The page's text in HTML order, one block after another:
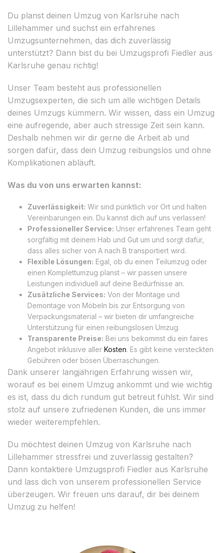
Du planst deinen Umzug von Karlsruhe nach
Lillehammer und suchst ein erfahrenes
Umzugsunternehmen, das dich zuverlässig
unterstützt? Dann bist du bei Umzugsprofi Fiedler aus
Karlsruhe genau richtig!
Unser Team besteht aus professionellen
Umzugsexperten, die sich um alle wichtigen Details
deines Umzugs kümmern. Wir wissen, dass ein Umzug
eine aufregende, aber auch stressige Zeit sein kann.
Deshalb nehmen wir dir gerne die Arbeit ab und
sorgen dafür, dass dein Umzug reibungslos und ohne
Komplikationen abläuft.
Was du von uns erwarten kannst:
Zuverlässigkeit: Wir sind pünktlich vor Ort und halten
Vereinbarungen ein. Du kannst dich auf uns verlassen!
Professioneller Service: Unser erfahrenes Team geht
sorgfältig mit deinem Hab und Gut um und sorgt dafür,
dass alles sicher von A nach B transportiert wird.
Flexible Lösungen: Egal, ob du einen Teilumzug oder
einen Komplettumzug planst – wir passen unsere
Leistungen individuell auf deine Bedürfnisse an.
Zusätzliche Services: Von der Montage und
Demontage von Möbeln bis zur Entsorgung von
Verpackungsmaterial – wir bieten dir umfangreiche
Unterstützung für einen reibungslosen Umzug.
Transparente Preise: Bei uns bekommst du ein faires
Angebot inklusive aller Kosten. Es gibt keine versteckten
Gebühren oder bösen Überraschungen.
Dank unserer langjährigen Erfahrung wissen wir,
worauf es bei einem Umzug ankommt und wie wichtig
es ist, dass du dich rundum gut betreut fühlst. Wir sind
stolz auf unsere zufriedenen Kunden, die uns immer
wieder weiterempfehlen.
Du möchtest deinen Umzug von Karlsruhe nach
Lillehammer stressfrei und zuverlässig gestalten?
Dann kontaktiere Umzugsprofi Fiedler aus Karlsruhe
und lass dich von unserem professionellen Service
überzeugen. Wir freuen uns darauf, dir bei deinem
Umzug zu helfen!